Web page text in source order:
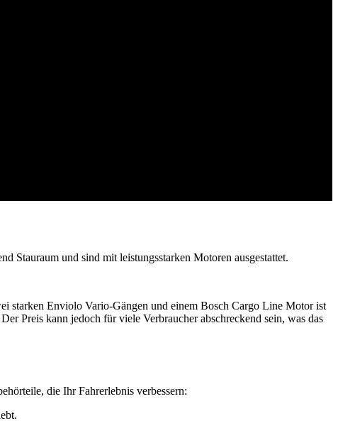
Stauraum und sind mit leistungsstarken Motoren ausgestattet.
starken Enviolo Vario-Gängen und einem Bosch Cargo Line Motor ist
Preis kann jedoch für viele Verbraucher abschreckend sein, was das
die Ihr Fahrerlebnis verbessern: